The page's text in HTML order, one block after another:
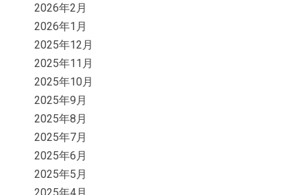
2026年2月
2026年1月
2025年12月
2025年11月
2025年10月
2025年9月
2025年8月
2025年7月
2025年6月
2025年5月